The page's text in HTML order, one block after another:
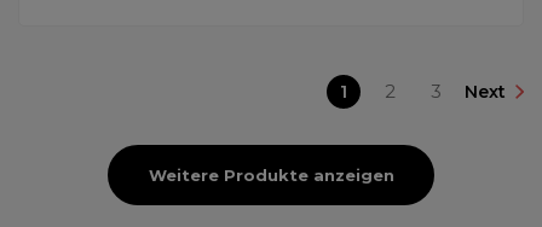
1 2 3 Next
Weitere Produkte anzeigen